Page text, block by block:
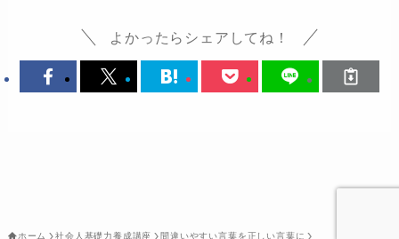
よかったらシェアしてね！
ホーム 社会人基礎力養成講座 間違いやすい言葉を正しい言葉に